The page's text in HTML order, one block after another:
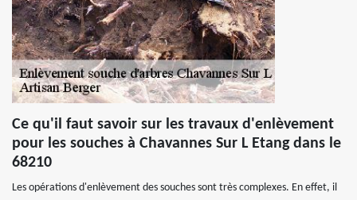
Ce qu'il faut savoir sur les travaux d'enlèvement
pour les souches à Chavannes Sur L Etang dans le
68210
Les opérations d'enlèvement des souches sont très complexes. En effet, il